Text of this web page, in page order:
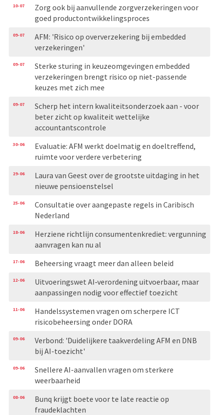
10-07
Zorg ook bij aanvullende zorgverzekeringen voor
goed productontwikkelingsproces
09-07
AFM: 'Risico op oververzekering bij embedded
verzekeringen'
09-07
Sterke sturing in keuzeomgevingen embedded
verzekeringen brengt risico op niet-passende
keuzes met zich mee
09-07
Scherp het intern kwaliteitsonderzoek aan - voor
beter zicht op kwaliteit wettelijke
accountantscontrole
30-06
Evaluatie: AFM werkt doelmatig en doeltreffend,
ruimte voor verdere verbetering
29-06
Laura van Geest over de grootste uitdaging in het
nieuwe pensioenstelsel
25-06
Consultatie over aangepaste regels in Caribisch
Nederland
18-06
Herziene richtlijn consumentenkrediet: vergunning
aanvragen kan nu al
17-06 Beheersing vraagt meer dan alleen beleid
12-06
Uitvoeringswet AI‑verordening uitvoerbaar, maar
aanpassingen nodig voor effectief toezicht
11-06
Handelssystemen vragen om scherpere ICT
risicobeheersing onder DORA
09-06
Verbond: 'Duidelijkere taakverdeling AFM en DNB
bij AI-toezicht'
09-06
Snellere AI-aanvallen vragen om sterkere
weerbaarheid
08-06
Bunq krijgt boete voor te late reactie op
fraudeklachten